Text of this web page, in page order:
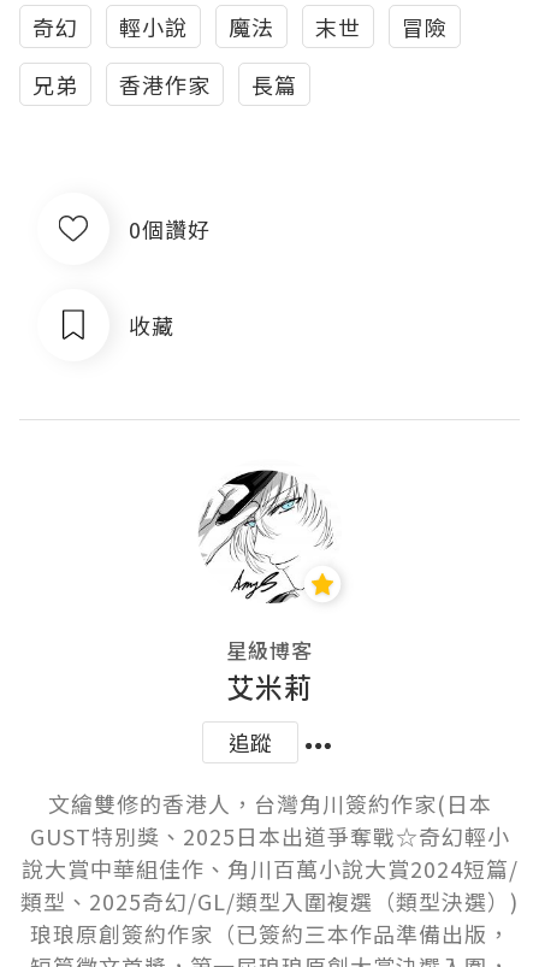
奇幻 輕小說 魔法 末世
冒險
兄弟
香港作家 長篇
0個讚好
收藏
星級博客
艾米莉
追蹤
文繪雙修的香港人，台灣角川簽約作家(日本
GUST特別獎、2025日本出道爭奪戰☆奇幻輕小
說大賞中華組佳作、角川百萬小說大賞2024短篇/
類型、2025奇幻/GL/類型入圍複選（類型決選）)
琅琅原創簽約作家（已簽約三本作品準備出版，